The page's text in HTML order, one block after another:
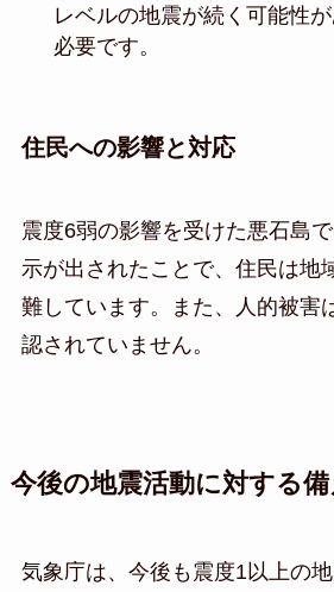
レベルの地震が続く可能性
必要です。
住民への影響と対応
震度6弱の影響を受けた悪石島
示が出されたことで、住民は地
難しています。また、人的被害
認されていません。
今後の地震活動に対する備
気象庁は、今後も震度1以上の